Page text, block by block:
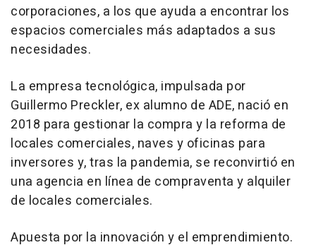
corporaciones, a los que ayuda a encontrar los
espacios comerciales más adaptados a sus
necesidades.
La empresa tecnológica, impulsada por
Guillermo Preckler, ex alumno de ADE, nació en
2018 para gestionar la compra y la reforma de
locales comerciales, naves y oficinas para
inversores y, tras la pandemia, se reconvirtió en
una agencia en línea de compraventa y alquiler
de locales comerciales.
Apuesta por la innovación y el emprendimiento.